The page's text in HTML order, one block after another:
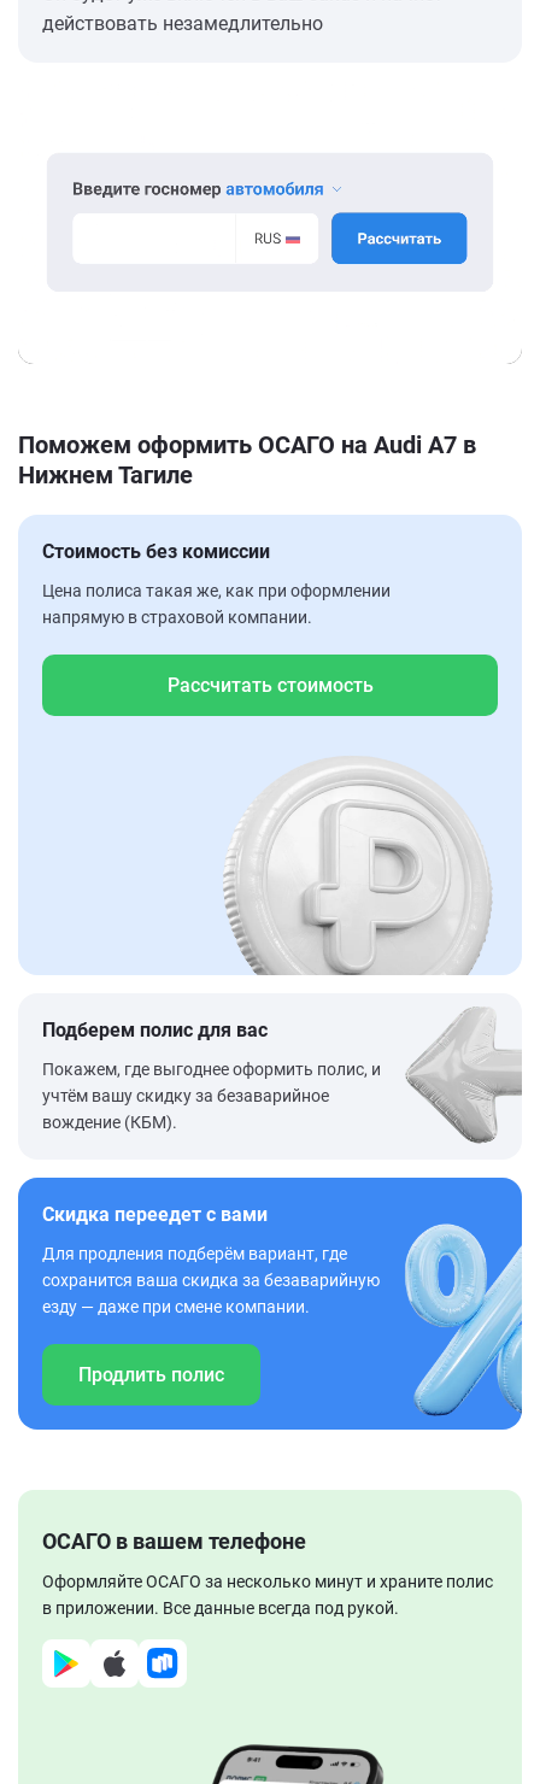
действовать незамедлительно
Поможем оформить ОСАГО на Audi A7 в
Нижнем Тагиле
Стоимость без комиссии
Цена полиса такая же, как при оформлении
напрямую в страховой компании.
Рассчитать стоимость
Подберем полис для вас
Покажем, где выгоднее оформить полис, и
учтём вашу скидку за безаварийное
вождение (КБМ).
Скидка переедет с вами
Для продления подберём вариант, где
сохранится ваша скидка за безаварийную
езду — даже при смене компании.
Продлить полис
ОСАГО в вашем телефоне
Оформляйте ОСАГО за несколько минут и храните полис
в приложении. Все данные всегда под рукой.